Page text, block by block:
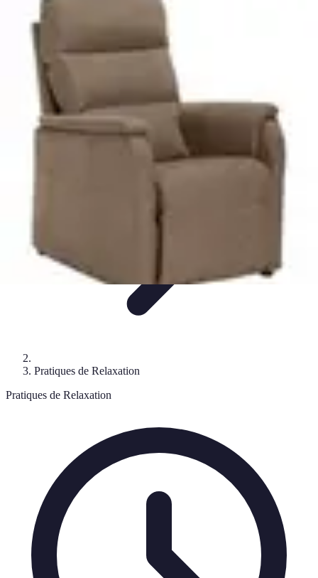
Relaxation Pour Tous
Relaxation et Bien-être
être et Nature
Pratiques de relaxation
Relaxation Pour Tous
Pratiques de Relaxation
Pratiques de Relaxation